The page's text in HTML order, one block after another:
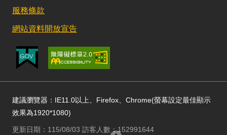
服務條款
網站資料開放宣告
建議瀏覽器：IE11.0以上、Firefox、Chrome(螢幕設定最佳顯示
效果為1920*1080)
更新日期：115/08/03 訪客人數：152991644